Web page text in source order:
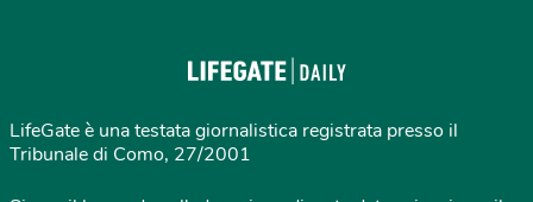
LifeGate è una testata giornalistica registrata presso il
Tribunale di Como, 27/2001